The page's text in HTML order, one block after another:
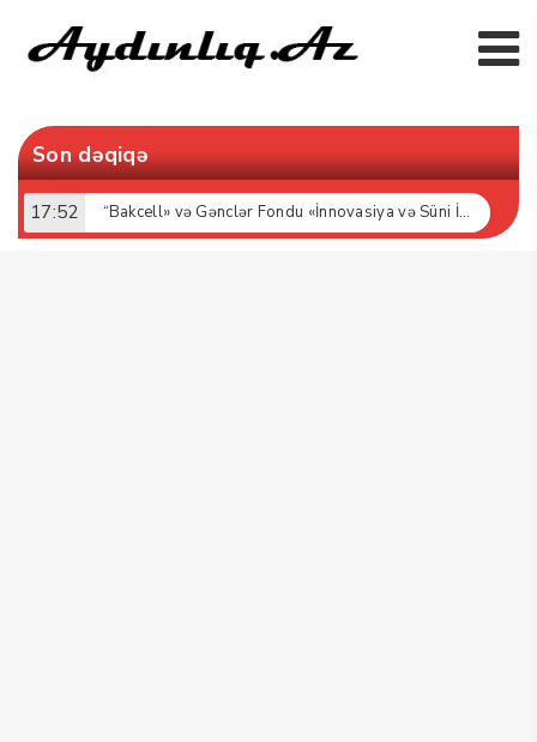
Son dəqiqə
17:52 “Bakcell» və Gənclər Fondu «İnnovasiya və Süni İntellekt» üzrə təqaüd proqramının qalibləri ilə görüş keçirib